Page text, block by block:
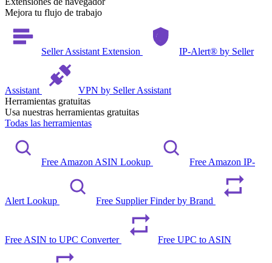
Mejora tu flujo de trabajo
Seller Assistant Extension IP-Alert® by Seller
Assistant
VPN by Seller Assistant
Herramientas gratuitas
Usa nuestras herramientas gratuitas
Todas las herramientas
Free Amazon ASIN Lookup Free Amazon IP-
Alert Lookup Free Supplier Finder by Brand
Free ASIN to UPC Converter Free UPC to ASIN